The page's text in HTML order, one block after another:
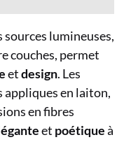
lumineuses,
couches, permet
etdesign. Les
appliques en laiton,
en fibres
et poétiqueà